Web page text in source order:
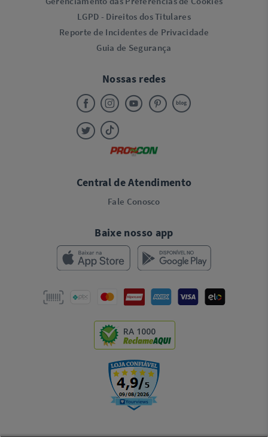
LGPD - Direitos dos Titulares
Reporte de Incidentes de Privacidade
Guia de Segurança
Nossas redes
Central de Atendimento
Fale Conosco
Baixe nosso app
RA 1000